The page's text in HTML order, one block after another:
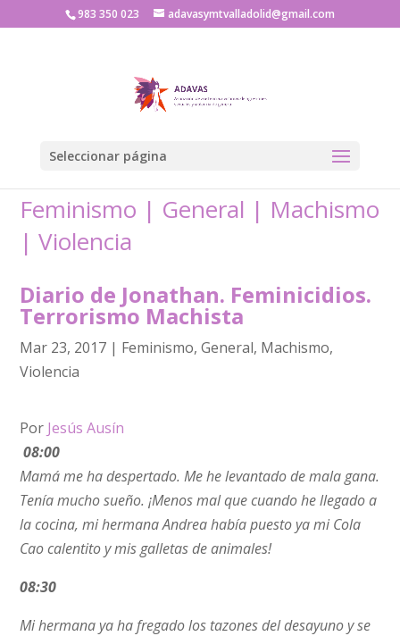
983 350 023 adavasymtvalladolid@gmail.com
Seleccionar página
Feminismo | General | Machismo
|Violencia
Diario de Jonathan. Feminicidios.
Terrorismo Machista
Mar 23, 2017 | Feminismo,General, Machismo,
Violencia
Por Jesús Ausín
08:00
Mamá me ha despertado. Me he levantado de mala gana.
Tenía mucho sueño. ¡Menos mal que cuando he llegado a
la cocina, mi hermana Andrea había puesto ya mi Cola
Cao calentito y mis galletas de animales!
08:30
Mi hermana ya ha fregado los tazones del desayuno y se